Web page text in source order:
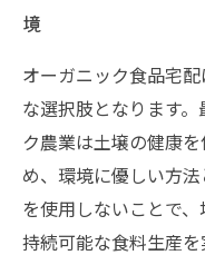
境
オーガニック食品宅
な選択肢となります
ク農業は土壌の健康
め、環境に優しい方
を使用しないことで
持続可能な食料生産